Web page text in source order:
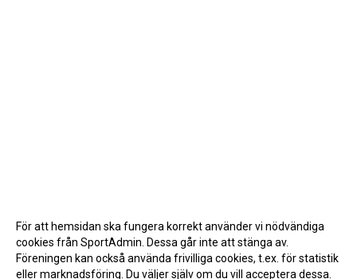
För att hemsidan ska fungera korrekt använder vi nödvändiga
cookies från SportAdmin. Dessa går inte att stänga av.
Föreningen kan också använda frivilliga cookies, t.ex. för statistik
eller marknadsföring. Du väljer själv om du vill acceptera dessa.